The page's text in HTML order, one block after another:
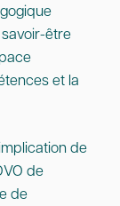
être
et la
de
de
de